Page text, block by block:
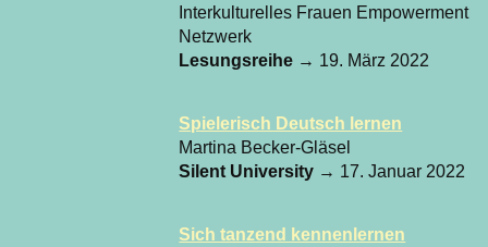
Interkulturelles Frauen Empowerment
Netzwerk
Lesungsreihe → 19. März 2022
Spielerisch Deutsch lernen
Martina Becker-Gläsel
Silent University → 17. Januar 2022
Sich tanzend kennenlernen